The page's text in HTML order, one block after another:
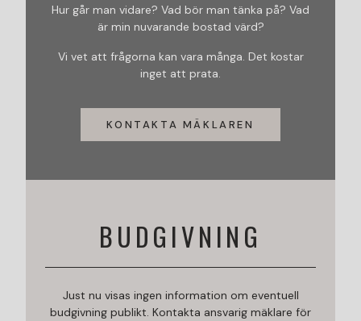
Hur går man vidare? Vad bör man tänka på? Vad
är min nuvarande bostad värd?
Vi vet att frågorna kan vara många. Det kostar
inget att prata.
KONTAKTA MÄKLAREN
BUDGIVNING
Just nu visas ingen information om eventuell
budgivning publikt. Kontakta ansvarig mäklare för